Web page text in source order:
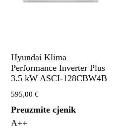
Hyundai Klima
Performance Inverter Plus
3.5 kW ASCI-128CBW4B
595,00€
Preuzmite cjenik
A++